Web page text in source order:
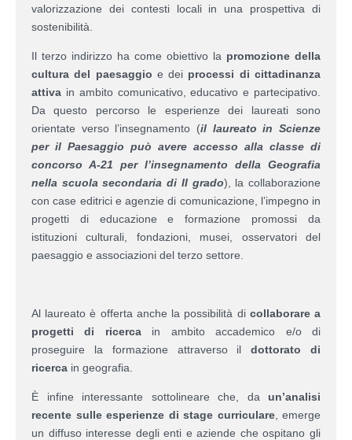
valorizzazione dei contesti locali in una prospettiva di
sostenibilità.
Il terzo indirizzo ha come obiettivo la promozione della
cultura del paesaggio e dei processi di cittadinanza
attiva in ambito comunicativo, educativo e partecipativo.
Da questo percorso le esperienze dei laureati sono
orientate verso l’insegnamento (il laureato in Scienze
per il Paesaggio può avere accesso alla classe di
concorso A-21 per l’insegnamento della Geografia
nella scuola secondaria di II grado), la collaborazione
con case editrici e agenzie di comunicazione, l’impegno in
progetti di educazione e formazione promossi da
istituzioni culturali, fondazioni, musei, osservatori del
paesaggio e associazioni del terzo settore.
Al laureato è offerta anche la possibilità di collaborare a
progetti di ricercain ambito accademico e/o di
proseguire la formazione attraverso ildottorato di
ricerca in geografia.
È infine interessante sottolineare che, da un’analisi
recente sulle esperienze di stage curriculare, emerge
un diffuso interesse degli enti e aziende che ospitano gli